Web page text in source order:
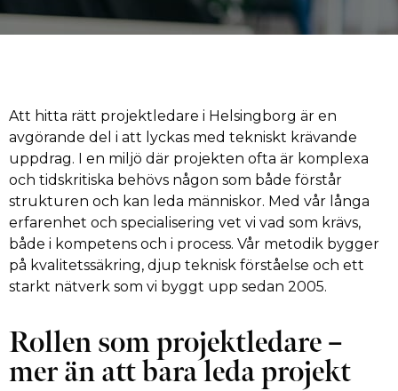
Att hitta rätt projektledare i Helsingborg är en
avgörande del i att lyckas med tekniskt krävande
uppdrag. I en miljö där projekten ofta är komplexa
och tidskritiska behövs någon som både förstår
strukturen och kan leda människor. Med vår långa
erfarenhet och specialisering vet vi vad som krävs,
både i kompetens och i process. Vår metodik bygger
på kvalitetssäkring, djup teknisk förståelse och ett
starkt nätverk som vi byggt upp sedan 2005.
Rollen som projektledare –
mer än att bara leda projekt